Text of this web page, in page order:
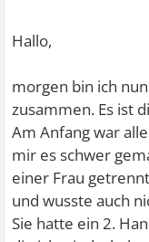
Hallo,
morgen bin ich
zusammen. Es ist
Am Anfang war
mir es schwer
einer Frau
und wusste auch
Sie hatte ein 2.